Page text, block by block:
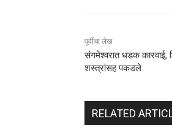
पूर्वीचा लेख
संगमेश्वरात धडक कारवाई,
शस्त्रांसह पकडले
RELATED